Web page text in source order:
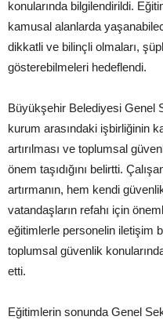
konularında bilgilendirildi.
kamusal alanlarda
dikkatli ve bilinçli olmaları,
gösterebilmeleri hedeflendi.
Büyükşehir Belediyesi Genel
kurum arasındaki işbirliğinin
artırılması ve toplumsal
önem taşıdığını belirtti.
artırmanın, hem kendi
vatandaşların refahı için
eğitimlerle personelin iletişim
toplumsal güvenlik
etti.
Eğitimlerin sonunda Genel